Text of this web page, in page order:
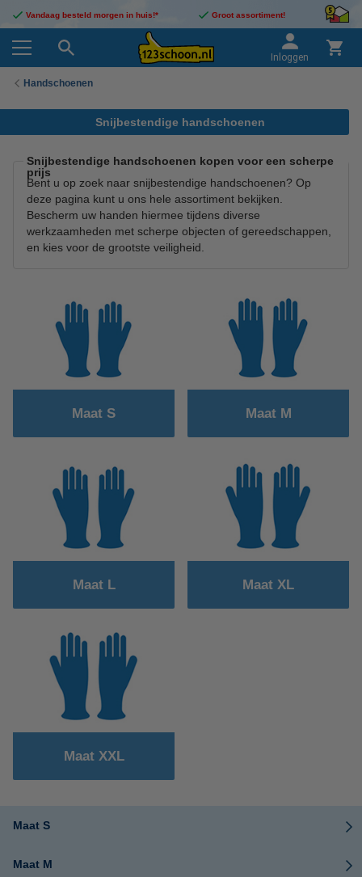
Vandaag besteld morgen in huis!* Groot assortiment!
Inloggen
Handschoenen
Snijbestendige handschoenen
Snijbestendige handschoenen kopen voor een scherpe
prijs
Bent u op zoek naar snijbestendige handschoenen? Op
deze pagina kunt u ons hele assortiment bekijken.
Bescherm uw handen hiermee tijdens diverse
werkzaamheden met scherpe objecten of gereedschappen,
en kies voor de grootste veiligheid.
Maat S Maat M
Maat L Maat XL
Maat XXL
Maat S
Maat M